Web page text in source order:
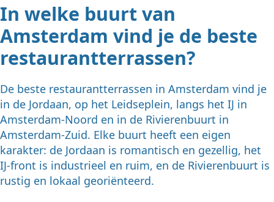
In welke buurt van
Amsterdam vind je de beste
restaurantterrassen?
De beste restaurantterrassen in Amsterdam vind je
in de Jordaan, op het Leidseplein, langs het IJ in
Amsterdam-Noord en in de Rivierenbuurt in
Amsterdam-Zuid. Elke buurt heeft een eigen
karakter: de Jordaan is romantisch en gezellig, het
IJ-front is industrieel en ruim, en de Rivierenbuurt is
rustig en lokaal georiënteerd.